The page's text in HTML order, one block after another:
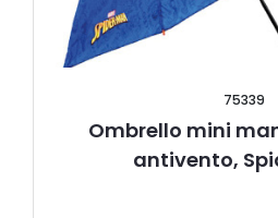
75339
Ombrello mini
antivento,